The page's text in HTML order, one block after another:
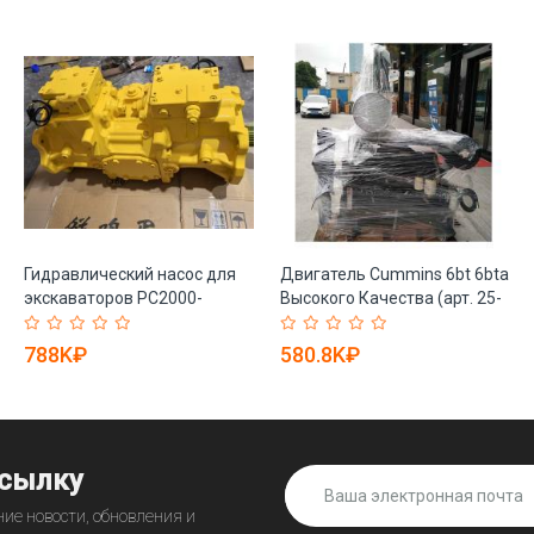
Гидравлический насос для
экскаваторов PC2000-
8/PC3000-8 (арт. 25-
19080817)
788K₽
Двигатель Cummins 6bt 6bta
Высокого Качества (арт. 25-
19080733)
580.8K₽
новости, обновления и